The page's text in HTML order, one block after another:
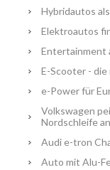
Hybridautos
Elektroautos
Entertainment
E-Scooter -
e-Power für
Volkswagen
Nordschleife an
Audi e-tron
Auto mit Alu-